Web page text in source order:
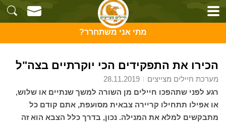
מתי אני משתחרר?
הכירו את התפקידים הכי יוקרתיים בצה"ל
מערכת חיילים מצייצים
רגע לפני שתהפכו חיילים מן השורה למשך שנתיים או שלוש,
או אפילו תתחילו קריירה צבאית מסועפת, אתם קודם כל
מתבקשים למלא את המנילה. נכון, בדרך כלל הצבא הוא זה